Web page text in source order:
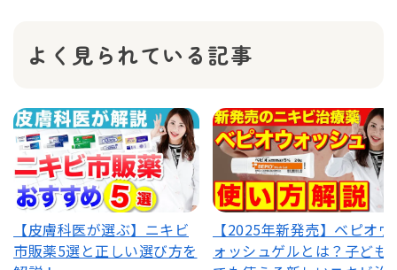
よく見られている記事
【皮膚科医が選ぶ】ニキビ
市販薬5選と正しい選び方を
【2025年新発売】ベピオウ
ォッシュゲルとは？子ども